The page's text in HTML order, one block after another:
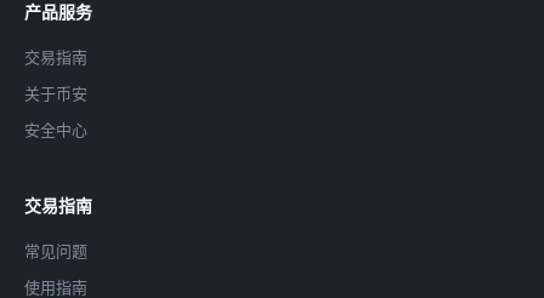
产品服务
交易指南
关于币安
安全中心
交易指南
常见问题
使用指南